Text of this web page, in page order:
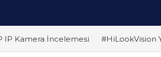
IP Kamera İncelemesi #HiLookVision
Daha Uygun?
#Hareket Algılama